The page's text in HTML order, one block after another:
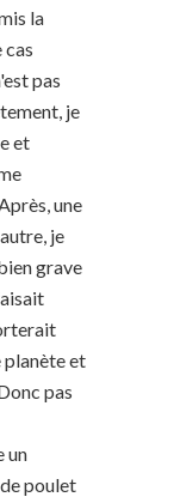
la
cas
pas
je
et
une
je
grave
planète et
pas
un
poulet